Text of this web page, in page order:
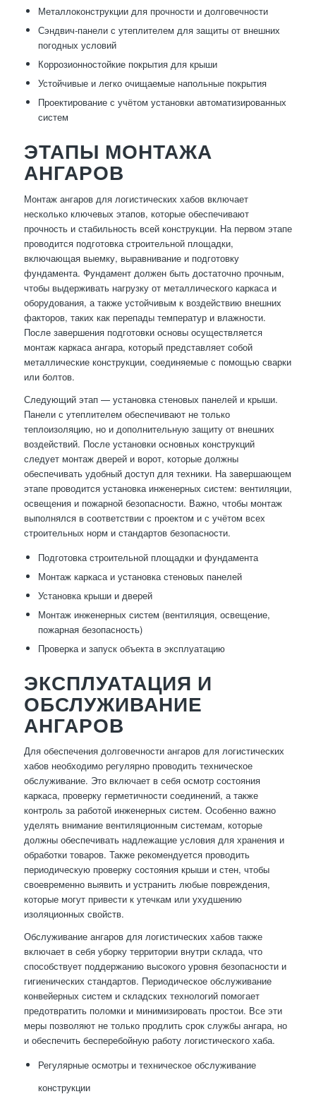
Металлоконструкции для прочности и долговечности
Сэндвич-панели с утеплителем для защиты от внешних
погодных условий
Коррозионностойкие покрытия для крыши
Устойчивые и легко очищаемые напольные покрытия
Проектирование с учётом установки автоматизированных
систем
ЭТАПЫ МОНТАЖА
АНГАРОВ
Монтаж ангаров для логистических хабов включает
несколько ключевых этапов, которые обеспечивают
прочность и стабильность всей конструкции. На первом этапе
проводится подготовка строительной площадки,
включающая выемку, выравнивание и подготовку
фундамента. Фундамент должен быть достаточно прочным,
чтобы выдерживать нагрузку от металлического каркаса и
оборудования, а также устойчивым к воздействию внешних
факторов, таких как перепады температур и влажности.
После завершения подготовки основы осуществляется
монтаж каркаса ангара, который представляет собой
металлические конструкции, соединяемые с помощью сварки
или болтов.
Следующий этап — установка стеновых панелей и крыши.
Панели с утеплителем обеспечивают не только
теплоизоляцию, но и дополнительную защиту от внешних
воздействий. После установки основных конструкций
следует монтаж дверей и ворот, которые должны
обеспечивать удобный доступ для техники. На завершающем
этапе проводится установка инженерных систем: вентиляции,
освещения и пожарной безопасности. Важно, чтобы монтаж
выполнялся в соответствии с проектом и с учётом всех
строительных норм и стандартов безопасности.
Подготовка строительной площадки и фундамента
Монтаж каркаса и установка стеновых панелей
Установка крыши и дверей
Монтаж инженерных систем (вентиляция, освещение,
пожарная безопасность)
Проверка и запуск объекта в эксплуатацию
ЭКСПЛУАТАЦИЯ И
ОБСЛУЖИВАНИЕ
АНГАРОВ
Для обеспечения долговечности ангаров для логистических
хабов необходимо регулярно проводить техническое
обслуживание. Это включает в себя осмотр состояния
каркаса, проверку герметичности соединений, а также
контроль за работой инженерных систем. Особенно важно
уделять внимание вентиляционным системам, которые
должны обеспечивать надлежащие условия для хранения и
обработки товаров. Также рекомендуется проводить
периодическую проверку состояния крыши и стен, чтобы
своевременно выявить и устранить любые повреждения,
которые могут привести к утечкам или ухудшению
изоляционных свойств.
Обслуживание ангаров для логистических хабов также
включает в себя уборку территории внутри склада, что
способствует поддержанию высокого уровня безопасности и
гигиенических стандартов. Периодическое обслуживание
конвейерных систем и складских технологий помогает
предотвратить поломки и минимизировать простои. Все эти
меры позволяют не только продлить срок службы ангара, но
и обеспечить бесперебойную работу логистического хаба.
Регулярные осмотры и техническое обслуживание
конструкции